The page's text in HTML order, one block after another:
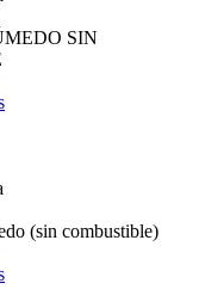
SIN
(sin combustible)